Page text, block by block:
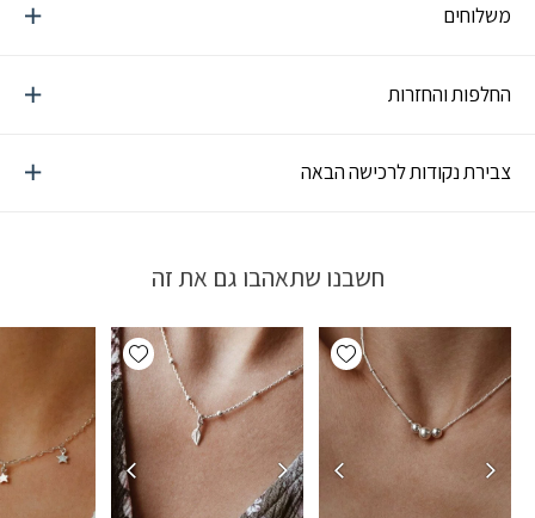
משלוחים
החלפות והחזרות
צבירת נקודות לרכישה הבאה
חשבנו שתאהבו גם את זה
Add wishlist
Add wishlist